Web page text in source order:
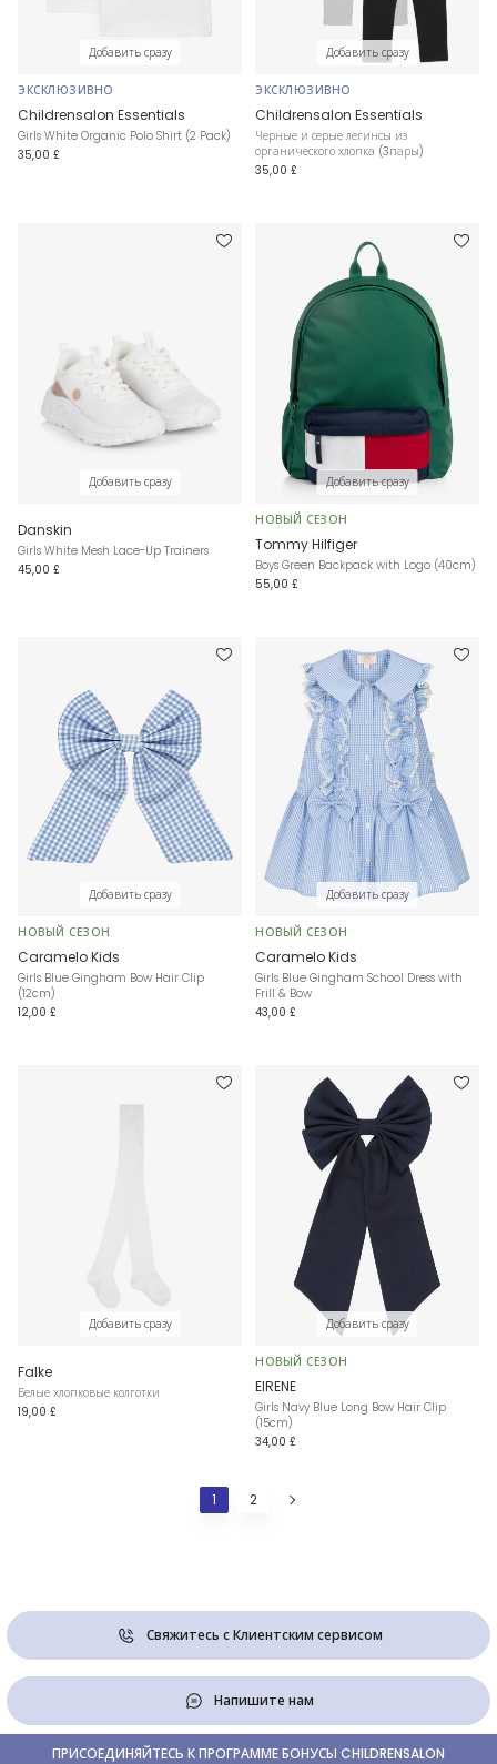
Добавить сразу
ЭКСКЛЮЗИВНО
Childrensalon Essentials
Girls White Organic Polo Shirt (2 Pack)
35,00 £
Добавить сразу
ЭКСКЛЮЗИВНО
Childrensalon Essentials
Черные и серые легинсы из
органического хлопка (3пары)
35,00 £
Добавить сразу
Danskin
Girls White Mesh Lace-Up Trainers
45,00 £
Добавить сразу
НОВЫЙ СЕЗОН
Tommy Hilfiger
Boys Green Backpack with Logo (40cm)
55,00 £
Добавить сразу
НОВЫЙ СЕЗОН
Caramelo Kids
Girls Blue Gingham Bow Hair Clip
(12cm)
12,00 £
Добавить сразу
НОВЫЙ СЕЗОН
Caramelo Kids
Girls Blue Gingham School Dress with
Frill & Bow
43,00 £
Добавить сразу
Falke
Белые хлопковые колготки
19,00 £
Добавить сразу
НОВЫЙ СЕЗОН
EIRENE
Girls Navy Blue Long Bow Hair Clip
(15cm)
34,00 £
1 2
Свяжитесь с Клиентским сервисом
Напишите нам
ПРИСОЕДИНЯЙТЕСЬ К ПРОГРАММЕ БОНУСЫ CHILDRENSALON